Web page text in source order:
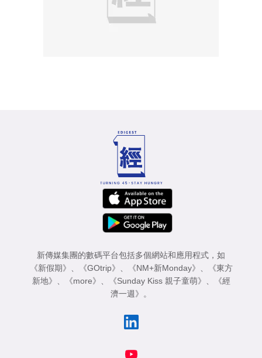
新傳媒集團的數碼平台包括多個網站和應用程式，如
《新假期》
《GOtrip》 《NM+新Monday》
《東方
新地》
《more》 《Sunday Kiss 親子童萌》
《經
濟一週》
。